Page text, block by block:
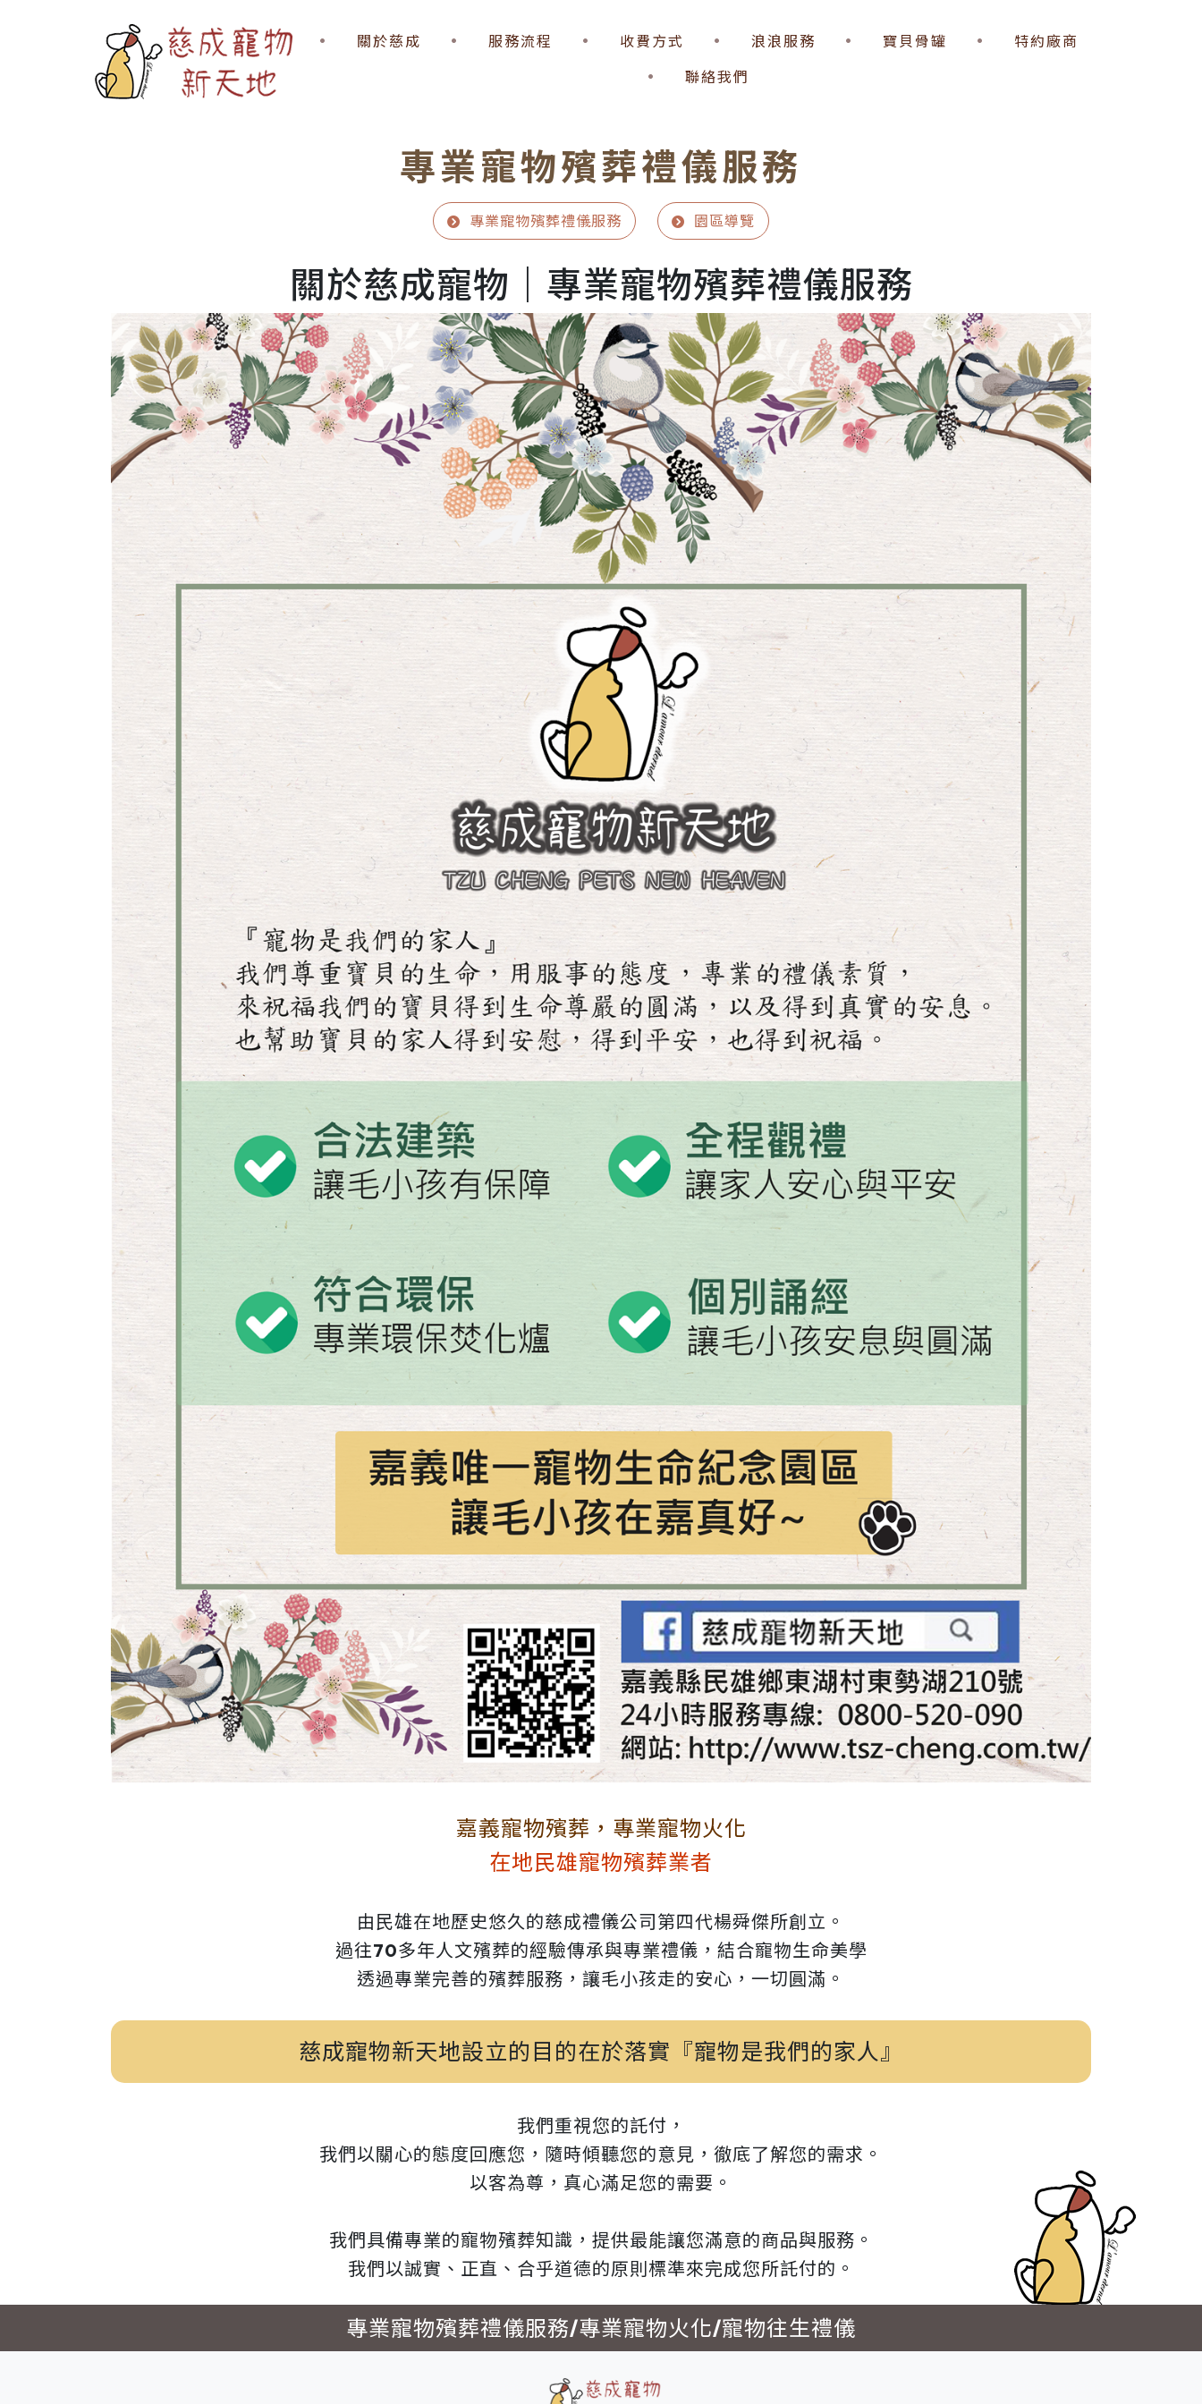
關於慈成 服務流程 收費方式 浪浪服務 寶貝骨罐
特約廠商
聯絡我們
專業寵物殯葬禮儀服務
專業寵物殯葬禮儀服務 園區導覽
關於慈成寵物｜專業寵物殯葬禮儀服務
嘉義寵物殯葬，專業寵物火化
在地民雄寵物殯葬業者
由民雄在地歷史悠久的慈成禮儀公司第四代楊舜傑所創立。
過往70多年人文殯葬的經驗傳承與專業禮儀，結合寵物生命美學
透過專業完善的殯葬服務，讓毛小孩走的安心，一切圓滿。
慈成寵物新天地設立的目的在於落實『寵物是我們的家人』
我們重視您的託付，
我們以關心的態度回應您，隨時傾聽您的意見，徹底了解您的需求。
以客為尊，真心滿足您的需要。
我們具備專業的寵物殯葬知識，提供最能讓您滿意的商品與服務。
我們以誠實、正直、合乎道德的原則標準來完成您所託付的。
專業寵物殯葬禮儀服務/專業寵物火化/寵物往生禮儀